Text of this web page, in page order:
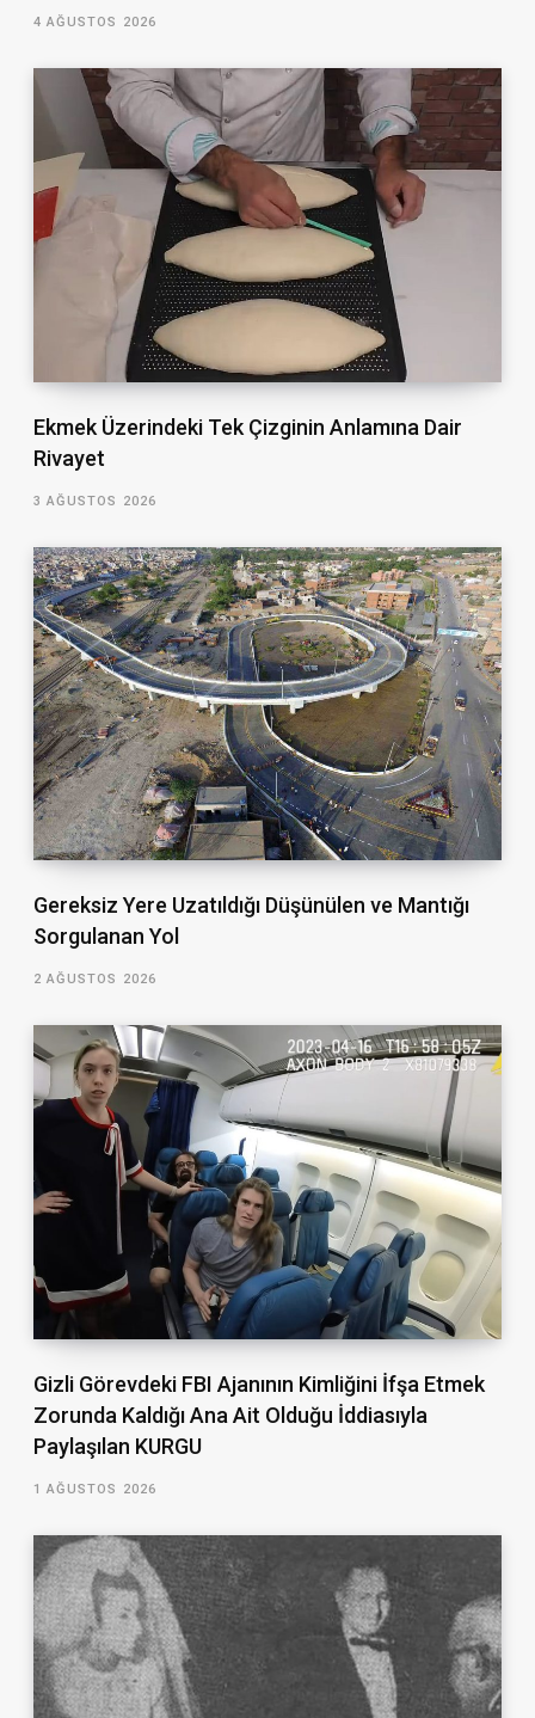
4 AĞUSTOS 2026
Ekmek Üzerindeki Tek Çizginin Anlamına Dair
Rivayet
3 AĞUSTOS 2026
Gereksiz Yere Uzatıldığı Düşünülen ve Mantığı
Sorgulanan Yol
2 AĞUSTOS 2026
Gizli Görevdeki FBI Ajanının Kimliğini İfşa Etmek
Zorunda Kaldığı Ana Ait Olduğu İddiasıyla
Paylaşılan KURGU
1 AĞUSTOS 2026